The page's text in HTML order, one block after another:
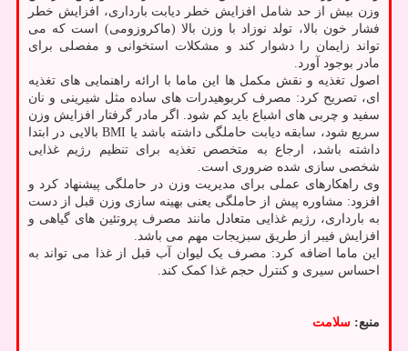
وزن بیش از حد شامل افزایش خطر دیابت بارداری، افزایش خطر
فشار خون بالا، تولد نوزاد با وزن بالا (ماکروزومی) است که می
تواند زایمان را دشوار کند و مشکلات استخوانی و مفصلی برای
مادر بوجود آورد.
اصول تغذیه و نقش مکمل ها این ماما با ارائه راهنمایی های تغذیه
ای، تصریح کرد: مصرف کربوهیدرات های ساده مثل شیرینی و نان
سفید و چربی های اشباع باید کم شود. اگر مادر گرفتار افزایش وزن
سریع شود، سابقه دیابت حاملگی داشته باشد یا BMI بالایی در ابتدا
داشته باشد، ارجاع به متخصص تغذیه برای تنظیم رژیم غذایی
شخصی سازی شده ضروری است.
وی راهکارهای عملی برای مدیریت وزن در حاملگی پیشنهاد کرد و
افزود: مشاوره پیش از حاملگی یعنی بهینه سازی وزن قبل از دست
به بارداری، رژیم غذایی متعادل مانند مصرف پروتئین های گیاهی و
افزایش فیبر از طریق سبزیجات مهم می باشد.
این ماما اضافه کرد: مصرف یک لیوان آب قبل از غذا می تواند به
احساس سیری و کنترل حجم غذا کمک کند.
منبع: سلامت